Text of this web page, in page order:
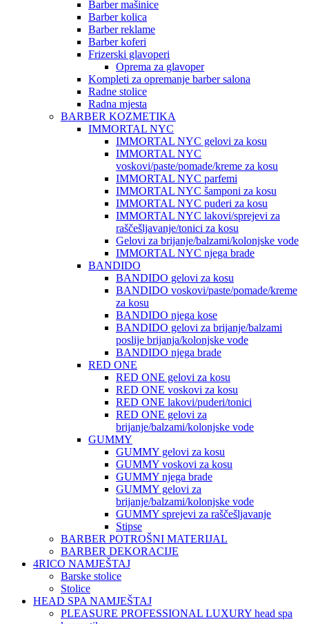
Barber mašinice
Barber kolica
Barber reklame
Barber koferi
Frizerski glavoperi
Oprema za glavoper
Kompleti za opremanje barber salona
Radne stolice
Radna mjesta
BARBER KOZMETIKA
IMMORTAL NYC
IMMORTAL NYC gelovi za kosu
IMMORTAL NYC
voskovi/paste/pomade/kreme za kosu
IMMORTAL NYC parfemi
IMMORTAL NYC šamponi za kosu
IMMORTAL NYC puderi za kosu
IMMORTAL NYC lakovi/sprejevi za
raščešljavanje/tonici za kosu
Gelovi za brijanje/balzami/kolonjske vode
IMMORTAL NYC njega brade
BANDIDO
BANDIDO gelovi za kosu
BANDIDO voskovi/paste/pomade/kreme
za kosu
BANDIDO njega kose
BANDIDO gelovi za brijanje/balzami
poslije brijanja/kolonjske vode
BANDIDO njega brade
RED ONE
RED ONE gelovi za kosu
RED ONE voskovi za kosu
RED ONE lakovi/puderi/tonici
RED ONE gelovi za
brijanje/balzami/kolonjske vode
GUMMY
GUMMY gelovi za kosu
GUMMY voskovi za kosu
GUMMY njega brade
GUMMY gelovi za
brijanje/balzami/kolonjske vode
GUMMY sprejevi za raščešljavanje
Stipse
BARBER POTROŠNI MATERIJAL
BARBER DEKORACIJE
4RICO NAMJEŠTAJ
Barske stolice
Stolice
HEAD SPA NAMJEŠTAJ
PLEASURE PROFESSIONAL LUXURY head spa